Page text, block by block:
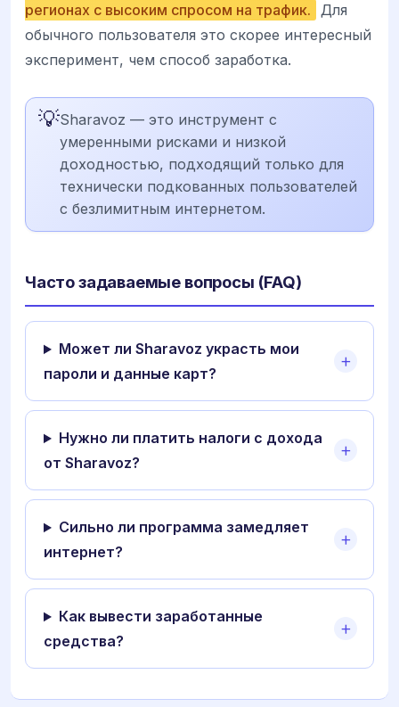
регионах с высоким спросом на трафик. Для
обычного пользователя это скорее интересный
эксперимент, чем способ заработка.
💡Sharavoz — это инструмент с
умеренными рисками и низкой
доходностью, подходящий только для
технически подкованных пользователей
с безлимитным интернетом.
Часто задаваемые вопросы (FAQ)
Может ли Sharavoz украсть мои
пароли и данные карт?
Нужно ли платить налоги с дохода
от Sharavoz?
Сильно ли программа замедляет
интернет?
Как вывести заработанные
средства?